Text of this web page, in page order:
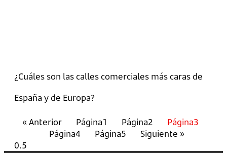
¿Cuáles son las calles comerciales más caras de
España y de Europa?
« Anterior Página1 Página2 Página3
Página4 Página5 Siguiente »